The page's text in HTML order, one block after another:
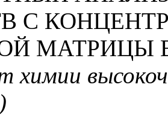
С
МАТРИЦЫ
химии